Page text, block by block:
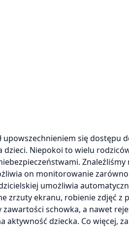
upowszechnieniem się dostępu
dzieci. Niepokoi to wielu
on monitorowanie
umożliwia
zrzuty ekranu, robienie zdjęć z
schowka, a nawet
dziecka. Co więcej,